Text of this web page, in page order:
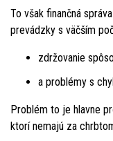
To však finančná
prevádzky s väčším
zdržovanie
a problémy s
Problém to je hlavne
ktorí nemajú za